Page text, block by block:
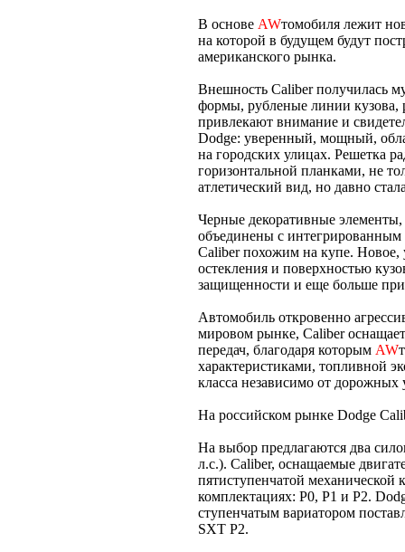
В основе AWтомобиля лежит
на которой в будущем будут
американского рынка.
Внешность Caliber получилась
формы, рубленые линии кузова,
привлекают внимание и
Dodge: уверенный, мощный,
на городских улицах. Решетка
горизонтальной планками, не
атлетический вид, но давно
Черные декоративные
объединены с
Caliber похожим на купе. Новое,
остекления и поверхностью
защищенности и еще больше
Автомобиль откровенно
мировом рынке, Caliber
передач, благодаря которым AW
характеристиками, топливной
класса независимо от дорожных
На российском рынке Dodge
На выбор предлагаются два
л.с.). Caliber, оснащаемые
пятиступенчатой механической
комплектациях: P0, P1 и P2.
ступенчатым вариатором
SXT P2.